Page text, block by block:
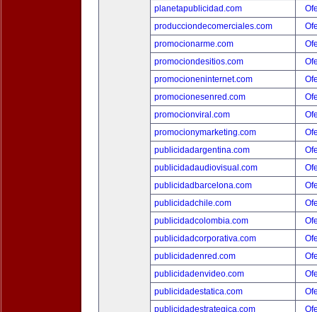
planetapublicidad.com
producciondecomerciales.com
promocionarme.com
promociondesitios.com
promocioneninternet.com
promocionesenred.com
promocionviral.com
promocionymarketing.com
publicidadargentina.com
publicidadaudiovisual.com
publicidadbarcelona.com
publicidadchile.com
publicidadcolombia.com
publicidadcorporativa.com
publicidadenred.com
publicidadenvideo.com
publicidadestatica.com
publicidadestrategica.com